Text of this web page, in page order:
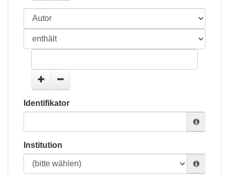
Identifikator
Institution